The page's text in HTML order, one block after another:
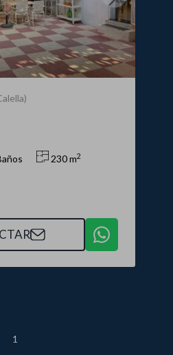
230 m2
1